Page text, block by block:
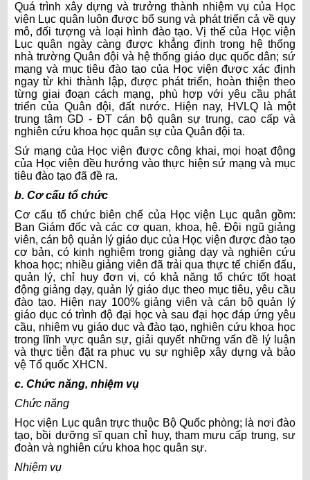
Quá trình xây dựng và trưởng thành nhiệm vụ của Học
viện Lục quân luôn được bổ sung và phát triển cả về quy
mô, đối tượng và loại hình đào tạo. Vị thế của Học viện
Lục quân ngày càng được khẳng định trong hệ thống
nhà trường Quân đội và hệ thống giáo dục quốc dân; sứ
mạng và mục tiêu đào tạo của Học viện được xác định
ngay từ khi thành lập, được phát triển, hoàn thiện theo
từng giai đoạn cách mạng, phù hợp với yêu cầu phát
triển của Quân đội, đất nước. Hiện nay, HVLQ là một
trung tâm GD - ĐT cán bộ quân sự trung, cao cấp và
nghiên cứu khoa học quân sự của Quân đội ta.
Sứ mạng của Học viện được công khai, mọi hoạt động
của Học viện đều hướng vào thực hiện sứ mạng và mục
tiêu đào tạo đã đề ra.
b. Cơ cấu tổ chức
Cơ cấu tổ chức biên chế của Học viện Lục quân gồm:
Ban Giám đốc và các cơ quan, khoa, hệ. Đội ngũ giảng
viên, cán bộ quản lý giáo dục của Học viện được đào tạo
cơ bản, có kinh nghiệm trong giảng dạy và nghiên cứu
khoa học; nhiều giảng viên đã trải qua thực tế chiến đấu,
quản lý, chỉ huy đơn vị, có khả năng tổ chức tốt hoạt
động giảng dạy, quản lý giáo dục theo mục tiêu, yêu cầu
đào tạo. Hiện nay 100% giảng viên và cán bộ quản lý
giáo dục có trình độ đại học và sau đại học đáp ứng yêu
cầu, nhiệm vụ giáo dục và đào tạo, nghiên cứu khoa học
trong lĩnh vực quân sự, giải quyết những vấn đề lý luận
và thực tiễn đặt ra phục vụ sự nghiệp xây dựng và bảo
vệ Tổ quốc XHCN.
c. Chức năng, nhiệm vụ
Chức năng
Học viện Lục quân trực thuộc Bộ Quốc phòng; là nơi đào
tạo, bồi dưỡng sĩ quan chỉ huy, tham mưu cấp trung, sư
đoàn và nghiên cứu khoa học quân sự.
Nhiệm vụ